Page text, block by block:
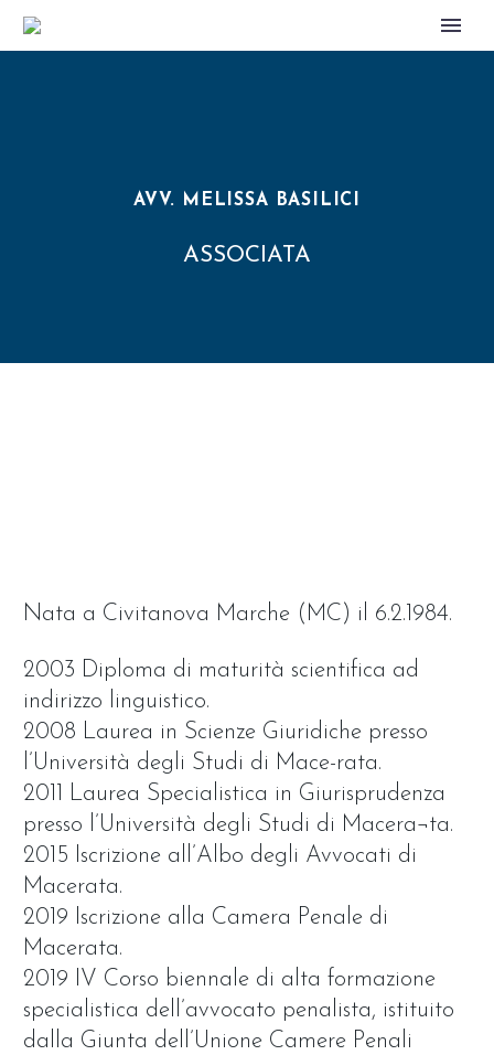
AVV. MELISSA BASILICI
ASSOCIATA
Nata a Civitanova Marche (MC) il 6.2.1984.
2003 Diploma di maturità scientifica ad
indirizzo linguistico.
2008 Laurea in Scienze Giuridiche presso
l’Università degli Studi di Mace-rata.
2011 Laurea Specialistica in Giurisprudenza
presso l’Università degli Studi di Macera¬ta.
2015 Iscrizione all’Albo degli Avvocati di
Macerata.
2019 Iscrizione alla Camera Penale di
Macerata.
2019 IV Corso biennale di alta formazione
specialistica dell’avvocato penalista, istituito
dalla Giunta dell’Unione Camere Penali